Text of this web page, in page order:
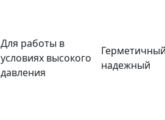
Для работы в
условиях высокого
давления
надежный